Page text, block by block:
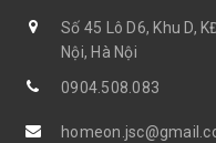
Số 45 Lô D6, Khu D,
Nội, Hà Nội
0904.508.083